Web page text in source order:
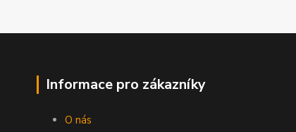
Informace pro zákazníky
O nás